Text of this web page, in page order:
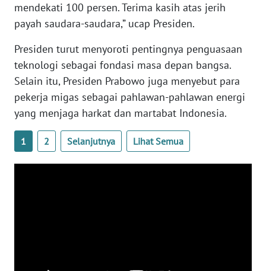
mendekati 100 persen. Terima kasih atas jerih
payah saudara-saudara,” ucap Presiden.
Presiden turut menyoroti pentingnya penguasaan
teknologi sebagai fondasi masa depan bangsa.
Selain itu, Presiden Prabowo juga menyebut para
pekerja migas sebagai pahlawan-pahlawan energi
yang menjaga harkat dan martabat Indonesia.
1 2 Selanjutnya Lihat Semua
WN
SULTENG
WN
SULBAR
WN
BABEL
WN
SUMBAR